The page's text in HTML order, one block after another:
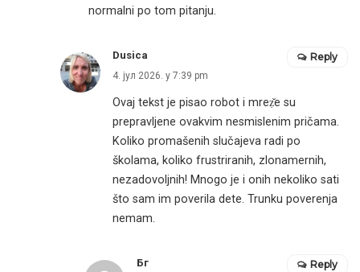
normalni po tom pitanju.
Dusica
4. јул 2026. у 7:39 pm
Ovaj tekst je pisao robot i mreẓ̌e su
prepravljene ovakvim nesmislenim pričama.
Koliko promašenih slučajeva radi po
školama, koliko frustriranih, zlonamernih,
nezadovoljnih! Mnogo je i onih nekoliko sati
što sam im poverila dete. Trunku poverenja
nemam.
Reply
Бг Reply